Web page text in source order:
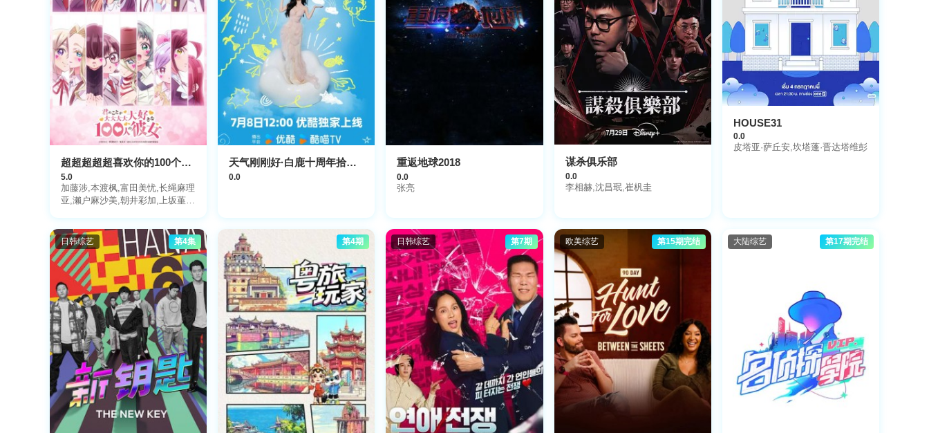
超超超超超喜欢你的100个女朋友第三季
5.0
加藤涉,本渡枫,富田美忧,长绳麻理
亚,濑户麻沙美,朝井彩加,上坂堇,
彩奈,千叶繁,上田祐司
天气刚刚好·白鹿十周年拾光音乐会
0.0
重返地球2018
0.0
张亮
谋杀俱乐部
0.0
李相赫,沈昌珉,崔杋圭
HOUSE31
0.0
皮塔亚·萨丘安,坎塔蓬·晋达塔维彭
日韩综艺 第4集 第4期 日韩综艺 第7期 欧美综艺 第15期完结 大陆综艺 第17期完结